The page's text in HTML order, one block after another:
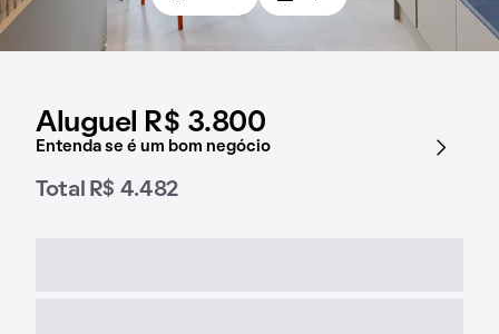
Aluguel R$ 3.800
Entenda se é um bom negócio
Total R$ 4.482